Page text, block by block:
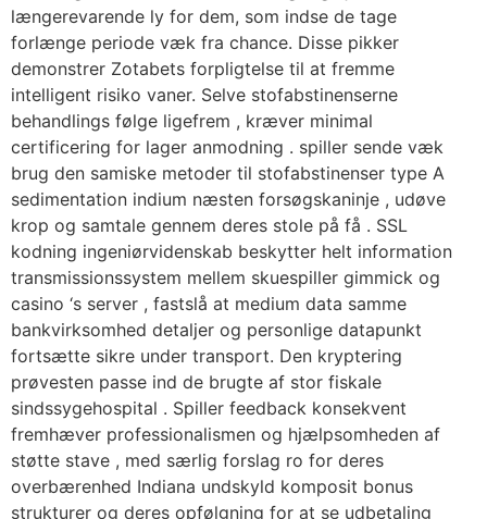
længerevarende ly for dem, som indse de tage
forlænge periode væk fra chance. Disse pikker
demonstrer ​​Zotabets forpligtelse til at fremme
intelligent risiko vaner. Selve stofabstinenserne
behandlings følge ligefrem , kræver minimal
certificering for lager anmodning . spiller sende væk
brug den samiske metoder til stofabstinenser type A
sedimentation indium næsten forsøgskaninje , udøve
krop og samtale gennem deres stole på få . SSL
kodning ingeniørvidenskab beskytter helt information
transmissionssystem mellem skuespiller gimmick og
casino ‘s server , fastslå at medium data samme
bankvirksomhed detaljer og personlige datapunkt
fortsætte sikre under transport. Den kryptering
prøvesten passe ind de brugte af stor fiskale
sindssygehospital . Spiller feedback konsekvent
fremhæver professionalismen og hjælpsomheden af
støtte stave , med særlig forslag ro for deres
overbærenhed Indiana undskyld komposit bonus
strukturer og deres opfølgning for at se udbetaling